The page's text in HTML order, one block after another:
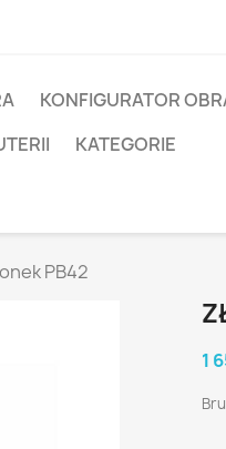
KONFIGURATOR
KATEGORIE
PB42
1